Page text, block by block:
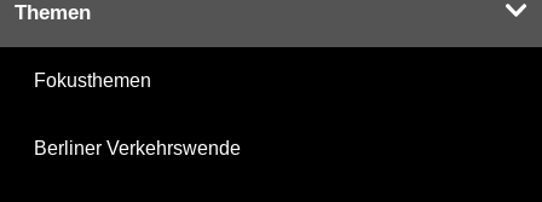
Themen
Fokusthemen
Berliner Verkehrswende